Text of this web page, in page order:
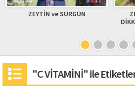
ve SÜRGÜN
ZEYTİN
DİKKATİNE.
"C VİTAMİNİ" ile